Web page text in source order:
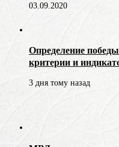
03.09.2020
Определение
критерии и
3 дня тому назад